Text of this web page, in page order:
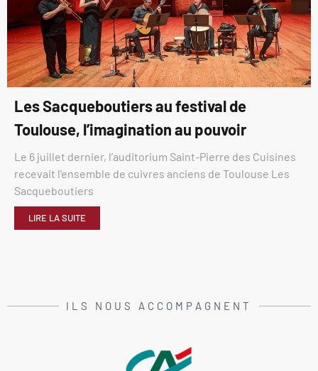
Les Sacqueboutiers au festival de
Toulouse, l’imagination au pouvoir
Le 6 juillet dernier, l’auditorium Saint-Pierre des Cuisines
recevait l’ensemble de cuivres anciens de Toulouse Les
Sacqueboutiers
LIRE LA SUITE
ILS NOUS ACCOMPAGNENT